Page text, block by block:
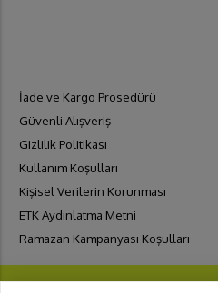
İade ve Kargo Prosedürü
Güvenli Alışveriş
Gizlilik Politikası
Kullanım Koşulları
Kişisel Verilerin Korunması
ETK Aydınlatma Metni
Ramazan Kampanyası Koşulları